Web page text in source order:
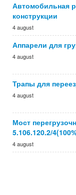
Автомобильная
конструкции
4 august
Аппарели для
4 august
Трапы для
4 august
Мост
5.106.120.2/
4 august